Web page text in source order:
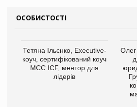
ОСОБИСТОСТІ
Тетяна Ільєнко, Executive-
коуч, сертифікований коуч
МСС ICF, ментор для
лідерів
Олег